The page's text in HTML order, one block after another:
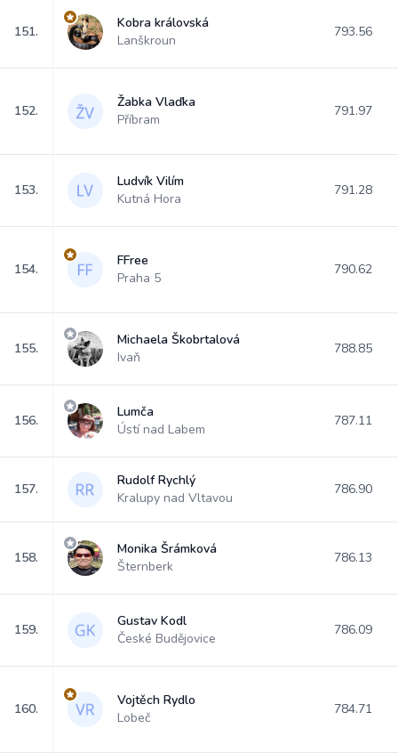
151.
Kobra královská
Lanškroun
793.56
152.
Žabka Vlaďka
Příbram
791.97
153.
Ludvík Vilím
Kutná Hora
791.28
154.
FFree
Praha 5
790.62
155.
Michaela Škobrtalová
Ivaň
788.85
156.
Lumča
Ústí nad Labem
787.11
157.
Rudolf Rychlý
Kralupy nad Vltavou
786.90
158.
Monika Šrámková
Šternberk
786.13
159.
Gustav Kodl
České Budějovice
786.09
160.
Vojtěch Rydlo
Lobeč
784.71